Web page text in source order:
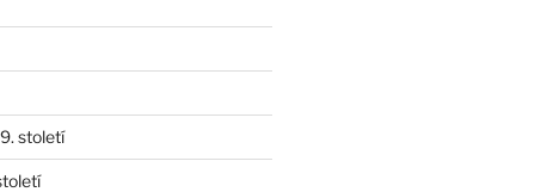
století